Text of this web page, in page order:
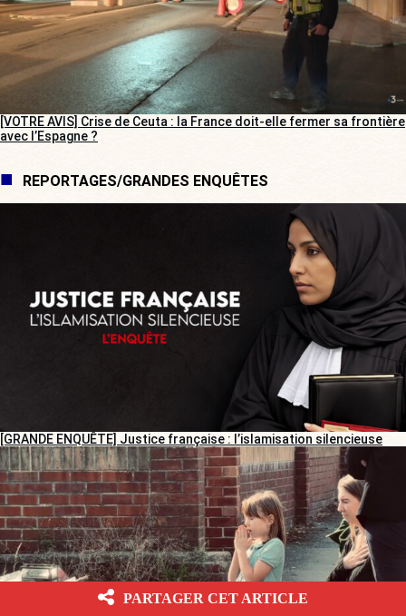
[VOTRE AVIS] Crise de Ceuta : la France doit-elle fermer sa frontière
avec l’Espagne ?
REPORTAGES/GRANDES ENQUÊTES
[GRANDE ENQUÊTE] Justice française : l’islamisation silencieuse
PARTAGER CET ARTICLE